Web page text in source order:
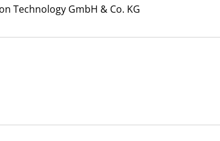
Technology GmbH & Co. KG